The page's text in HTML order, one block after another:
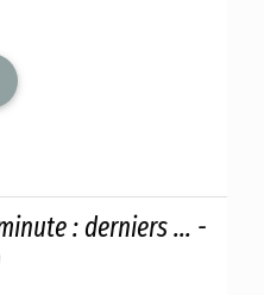
: derniers ... -